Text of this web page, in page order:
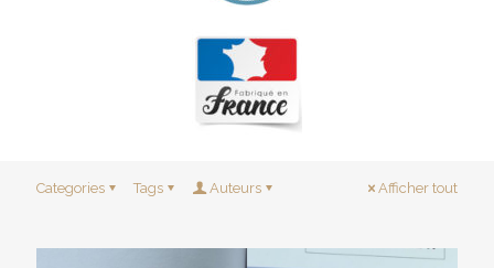
Categories Tags Auteurs Afficher tout